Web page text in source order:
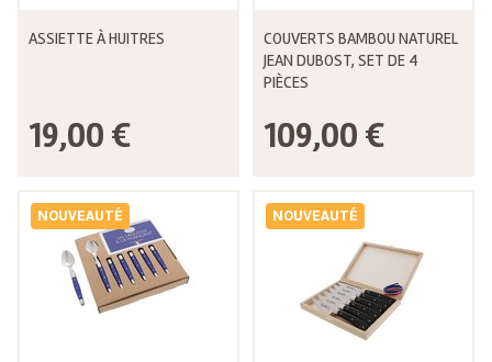
ASSIETTE À HUITRES
19,00 €
COUVERTS BAMBOU NATUREL
JEAN DUBOST, SET DE 4
PIÈCES
109,00 €
NOUVEAUTÉ NOUVEAUTÉ